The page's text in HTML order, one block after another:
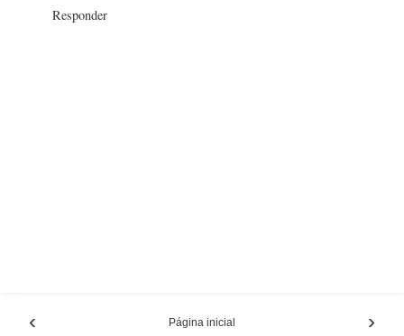
Responder
‹ ›
Página inicial